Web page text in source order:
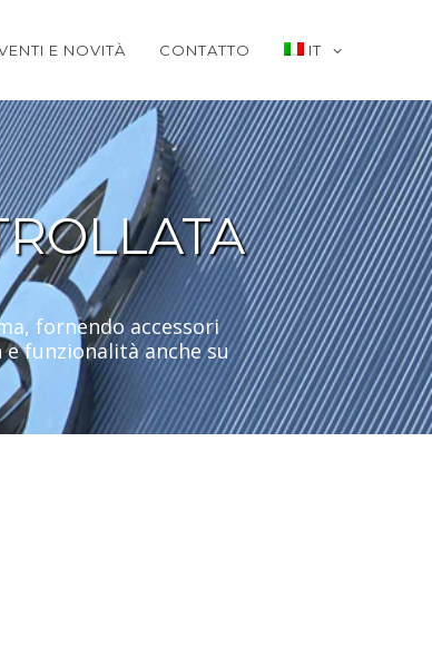
E NOVITÀ CONTATTO IT
fornendo accessori
funzionalità anche su